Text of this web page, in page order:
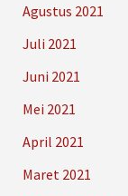
Agustus 2021
Juli 2021
Juni 2021
Mei 2021
April 2021
Maret 2021